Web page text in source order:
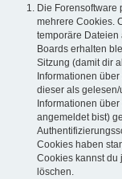
Die Forensoftware
mehrere Cookies.
temporäre
Boards erhalten
Sitzung (damit dir
Informationen
dieser als
Informationen
angemeldet bist)
Cookies haben
Cookies kannst du
löschen.